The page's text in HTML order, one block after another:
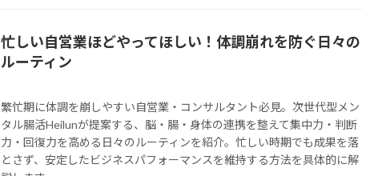
忙しい自営業ほどやってほしい！体調崩れを防ぐ日々の
ルーティン
繁忙期に体調を崩しやすい自営業・コンサルタント必見。次世代型メン
タル腸活Heilunが提案する、脳・腸・身体の連携を整えて集中力・判断
力・回復力を高める日々のルーティンを紹介。忙しい時期でも成果を落
とさず、安定したビジネスパフォーマンスを維持する方法を具体的に解